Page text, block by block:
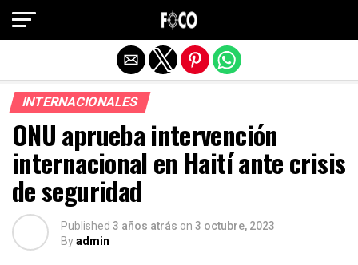
INTERNACIONALES
ONU aprueba intervención
internacional en Haití ante crisis
de seguridad
Published 3 años atrás on 3 octubre, 2023
Byadmin
Salir de la versión móvil